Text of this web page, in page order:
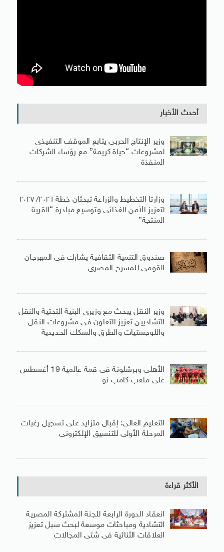
أحدث الأخبار
وزير الإنتاج الحربى يتابع الموقف التنفيذى
لمشروعات “حياة كريمة” مع رؤساء الشركات
المنفذة
وزارتا التخطيط والزراعة تبحثان خطة ٢٠٢٦/ ٢٠٢٧
لتعزيز الأمن الغذائى وتوسيع مبادرة “القرية
المنتجة”
صندوق التنمية الثقافية يشارك فى المهرجان
القومى للمسرح المصرى
وزير النقل يبحث مع وزيرى البنية التحتية والنقل
التشاديين تعزيز التعاون فى مشروعات النقل
واللوجستيات والطرق والسكك الحديدية
الأهلى وبرشلونة فى قمة عالمية 19 أغسطس
على ملعب كامب نو
التعليم العالى: إقبال متزايد على تسجيل رغبات
المرحلة الأولى للتنسيق الإلكترونى
الأكثر قراءة
انعقاد الدورة الرابعة للجنة المشتركة المصرية
التشادية ومباحثات موسعة لبحث سبل تعزيز
العلاقات الثنائية فى شتى المجالات